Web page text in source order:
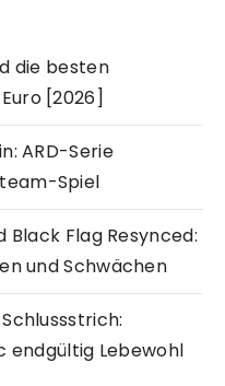
die besten
[2026]
ARD-Serie
Spiel
Black Flag Resynced:
und Schwächen
endgültig Lebewohl